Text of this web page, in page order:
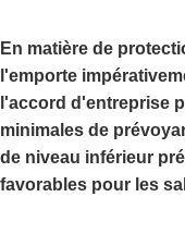
En matière de
l'emporte
l'accord d'entreprise
minimales de
de niveau inférieur
favorables pour les